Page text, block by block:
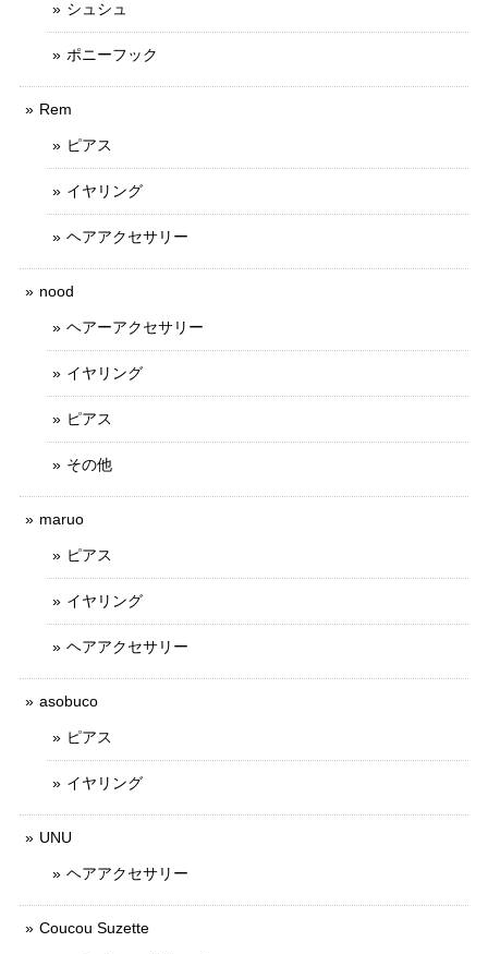
シュシュ
ポニーフック
Rem
ピアス
イヤリング
ヘアアクセサリー
nood
ヘアーアクセサリー
イヤリング
ピアス
その他
maruo
ピアス
イヤリング
ヘアアクセサリー
asobuco
ピアス
イヤリング
UNU
ヘアアクセサリー
Coucou Suzette